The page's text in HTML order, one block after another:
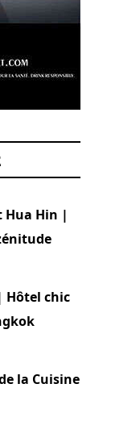
Hua Hin |
Hôtel chic
la Cuisine